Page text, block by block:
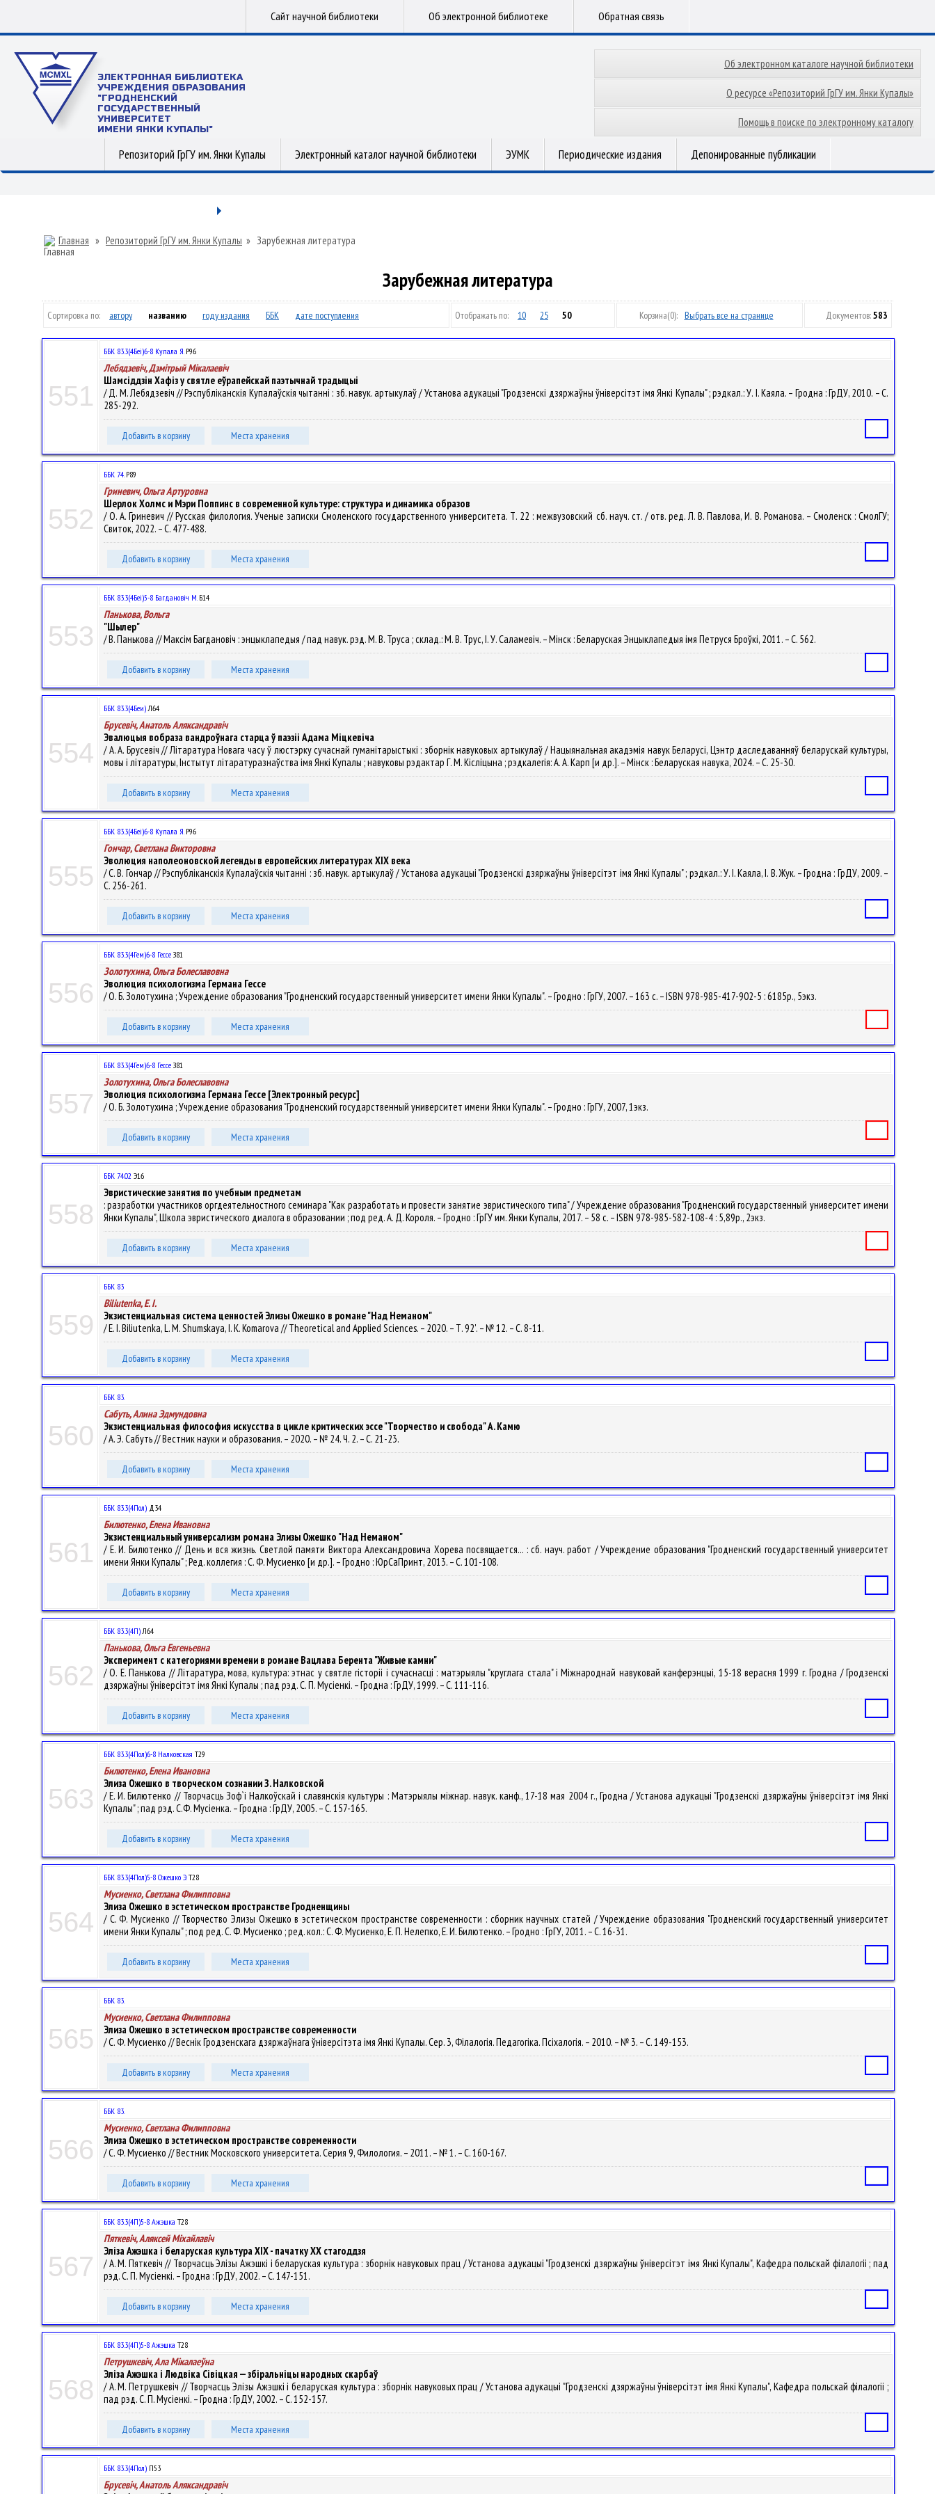
Сайт научной библиотеки Об электронной библиотеке Обратная связь
ЭЛЕКТРОННАЯ БИБЛИОТЕКА
УЧРЕЖДЕНИЯ ОБРАЗОВАНИЯ
"ГРОДНЕНСКИЙ
ГОСУДАРСТВЕННЫЙ
УНИВЕРСИТЕТ
ИМЕНИ ЯНКИ КУПАЛЫ"
Об электронном каталоге научной библиотеки
О ресурсе «Репозиторий ГрГУ им. Янки Купалы»
Помощь в поиске по электронному каталогу
Репозиторий ГрГУ им. Янки Купалы Электронный каталог научной библиотеки ЭУМК Периодические издания Депонированные публикации
Главная » Репозиторий ГрГУ им. Янки Купалы » Зарубежная литература
Зарубежная литература
Сортировка по: автору названию году издания ББК дате поступления Отображать по: 10 25 50 Корзина(0): Выбрать все на странице Документов:583
551
ББК 83.3(4Беі)6-8 Купала Я.Р96
Лебядзевіч, Дзмітрый Мікалаевіч
Шамсіддзін Хафіз у святле еўрапейскай паэтычнай традыцыі
/ Д. М. Лебядзевіч // Рэспубліканскія Купалаўскія чытанні : зб. навук. артыкулаў / Установа адукацыі "Гродзенскі дзяржаўны ўніверсітэт імя Янкі Купалы" ; рэдкал.: У. I. Каяла. – Гродна : ГрДУ, 2010. – С.
285-292.
Добавить в корзину Места хранения
552
ББК 74.Р89
Гриневич, Ольга Артуровна
Шерлок Холмс и Мэри Поппинс в современной культуре: структура и динамика образов
/ О. А. Гриневич // Русская филология. Ученые записки Смоленского государственного университета. Т. 22 : межвузовский сб. науч. ст. / отв. ред. Л. В. Павлова, И. В. Романова. – Смоленск : СмолГУ;
Свиток, 2022. – С. 477-488.
Добавить в корзину Места хранения
553
ББК 83.3(4Беі)5-8 Багдановіч М.Б14
Панькова, Вольга
"Шылер"
/ В. Панькова // Максім Багдановіч : энцыклапедыя / пад навук. рэд. М. В. Труса ; склад.: М. В. Трус, І. У. Саламевіч. – Мінск : Беларуская Энцыклапедыя імя Петруся Броўкі, 2011. – С. 562.
Добавить в корзину Места хранения
554
ББК 83.3(4Беи)Л64
Брусевіч, Анатоль Аляксандравіч
Эвалюцыя вобраза вандроўнага старца ў паэзіі Адама Міцкевіча
/ А. А. Брусевіч // Літаратура Новага часу ў люстэрку сучаснай гуманітарыстыкі : зборнік навуковых артыкулаў / Нацыянальная акадэмія навук Беларусі, Цэнтр даследаванняў беларускай культуры,
мовы і літаратуры, Інстытут літаратуразнаўства імя Янкі Купалы ; навуковы рэдактар Г. М. Кісліцына ; рэдкалегія: А. А. Карп [и др.]. – Мінск : Беларуская навука, 2024. – С. 25-30.
Добавить в корзину Места хранения
555
ББК 83.3(4Беі)6-8 Купала Я.Р96
Гончар, Светлана Викторовна
Эволюция наполеоновской легенды в европейских литературах XIX века
/ С. В. Гончар // Рэспубліканскія Купалаўскія чытанні : зб. навук. артыкулаў / Установа адукацыі "Гродзенскі дзяржаўны ўніверсітэт імя Янкі Купалы" ; рэдкал.: У. I. Каяла, І. В. Жук. – Гродна : ГрДУ, 2009. –
С. 256-261.
Добавить в корзину Места хранения
556
ББК 83.3(4Гем)6-8 Гессе З81
Золотухина, Ольга Болеславовна
Эволюция психологизма Германа Гессе
/ О. Б. Золотухина ; Учреждение образования "Гродненский государственный университет имени Янки Купалы". – Гродно : ГрГУ, 2007. – 163 с. – ISBN 978-985-417-902-5 : 6185р., 5экз.
Добавить в корзину Места хранения
557
ББК 83.3(4Гем)6-8 Гессе З81
Золотухина, Ольга Болеславовна
Эволюция психологизма Германа Гессе [Электронный ресурс]
/ О. Б. Золотухина ; Учреждение образования "Гродненский государственный университет имени Янки Купалы". – Гродно : ГрГУ, 2007, 1экз.
Добавить в корзину Места хранения
558
ББК 74.02 Э16
Эвристические занятия по учебным предметам
: разработки участников оргдеятельностного семинара "Как разработать и провести занятие эвристического типа" / Учреждение образования "Гродненский государственный университет имени
Янки Купалы", Школа эвристического диалога в образовании ; под ред. А. Д. Короля. – Гродно : ГрГУ им. Янки Купалы, 2017. – 58 с. – ISBN 978-985-582-108-4 : 5,89р., 2экз.
Добавить в корзину Места хранения
559
ББК 83
Biliutenka, E. I.
Экзистенциальная система ценностей Элизы Ожешко в романе "Над Неманом"
/ E. I. Biliutenka, L. M. Shumskaya, I. K. Komarova // Theoretical and Applied Sciences. – 2020. – Т. 92'. – № 12. – С. 8-11.
Добавить в корзину Места хранения
560
ББК 83.
Сабуть, Алина Эдмундовна
Экзистенциальная философия искусства в цикле критических эссе "Творчество и свобода" А. Камю
/ А. Э. Сабуть // Вестник науки и образования. – 2020. – № 24. Ч. 2. – С. 21-23.
Добавить в корзину Места хранения
561
ББК 83.3(4Пол) Д34
Билютенко, Елена Ивановна
Экзистенциальный универсализм романа Элизы Ожешко "Над Неманом"
/ Е. И. Билютенко // День и вся жизнь. Светлой памяти Виктора Александровича Хорева посвящается... : сб. науч. работ / Учреждение образования "Гродненский государственный университет
имени Янки Купалы" ; Ред. коллегия : С. Ф. Мусиенко [и др.]. – Гродно : ЮрСаПринт, 2013. – С. 101-108.
Добавить в корзину Места хранения
562
ББК 83.3(4П)Л64
Панькова, Ольга Евгеньевна
Эксперимент с категориями времени в романе Вацлава Берента "Живые камни"
/ О. Е. Панькова // Літаратура, мова, культура: этнас у святле гісторіі і сучаснасці : матэрыялы "круглага стала" і Міжнароднай навуковай канферэнцыі, 15-18 верасня 1999 г. Гродна / Гродзенскi
дзяржаўны ўнiверсітэт iмя Янкі Купалы ; пад рэд. С. П. Мусіенкі. – Гродна : ГрДУ, 1999. – С. 111-116.
Добавить в корзину Места хранения
563
ББК 83.3(4Пол)6-8 Налковская Т29
Билютенко, Елена Ивановна
Элиза Ожешко в творческом сознании З. Налковской
/ Е. И. Билютенко // Творчасць Зоф`і Налкоўскай і славянскія культуры : Матэрыялы міжнар. навук. канф., 17-18 мая 2004 г., Гродна / Установа адукацыі "Гродзенскі дзяржаўны ўніверсітэт імя Янкі
Купалы" ; пад рэд. С.Ф. Мусіенка. – Гродна : ГрДУ, 2005. – С. 157-165.
Добавить в корзину Места хранения
564
ББК 83.3(4Пол)5-8 Ожешко Э.Т28
Мусиенко, Светлана Филипповна
Элиза Ожешко в эстетическом пространстве Гродненщины
/ С. Ф. Мусиенко // Творчество Элизы Ожешко в эстетическом пространстве современности : сборник научных статей / Учреждение образования "Гродненский государственный университет
имени Янки Купалы" ; под ред. С. Ф. Мусиенко ; ред. кол.: С. Ф. Мусиенко, Е. П. Нелепко, Е. И. Билютенко. – Гродно : ГрГУ, 2011. – С. 16-31.
Добавить в корзину Места хранения
565
ББК 83.
Мусиенко, Светлана Филипповна
Элиза Ожешко в эстетическом пространстве современности
/ С. Ф. Мусиенко // Веснік Гродзенскага дзяржаўнага ўніверсітэта імя Янкі Купалы. Сер. 3, Філалогія. Педагогіка. Псіхалогія. – 2010. – № 3. – С. 149-153.
Добавить в корзину Места хранения
566
ББК 83.
Мусиенко, Светлана Филипповна
Элиза Ожешко в эстетическом пространстве современности
/ С. Ф. Мусиенко // Вестник Московского университета. Серия 9, Филология. – 2011. – № 1. – С. 160-167.
Добавить в корзину Места хранения
567
ББК 83.3(4П)5-8 Ажэшка Т28
Пяткевіч, Аляксей Мiхайлавiч
Эліза Ажэшка і беларуская культура XIX - пачатку XX стагоддзя
/ А. М. Пяткевіч // Творчасць Элізы Ажэшкі і беларуская культура : зборнiк навуковых прац / Установа адукацыі "Гродзенскі дзяржаўны ўніверсітэт імя Янкі Купалы", Кафедра польскай філалогіі ; пад
рэд. С. П. Мусіенкі. – Гродна : ГрДУ, 2002. – С. 147-151.
Добавить в корзину Места хранения
568
ББК 83.3(4П)5-8 Ажэшка Т28
Петрушкевіч, Ала Мікалаеўна
Эліза Ажэшка і Людвіка Сівіцкая — збіральніцы народных скарбаў
/ А. М. Петрушкевіч // Творчасць Элізы Ажэшкі і беларуская культура : зборнiк навуковых прац / Установа адукацыі "Гродзенскі дзяржаўны ўніверсітэт імя Янкі Купалы", Кафедра польскай філалогіі ;
пад рэд. С. П. Мусіенкі. – Гродна : ГрДУ, 2002. – С. 152-157.
Добавить в корзину Места хранения
ББК 83.3(4Пол) П53
Брусевіч, Анатоль Аляксандравіч